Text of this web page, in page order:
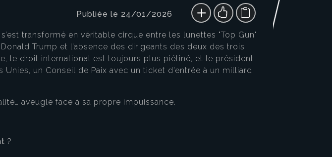
Publiée le 24/01/2026
transformé en véritable cirque entre les lunettes "Top Gun"
Trump et l’absence des dirigeants des deux des trois
le droit international est toujours plus piétiné, et le président
un Conseil de Paix avec un ticket d’entrée à un milliard
aveugle face à sa propre impuissance.
?